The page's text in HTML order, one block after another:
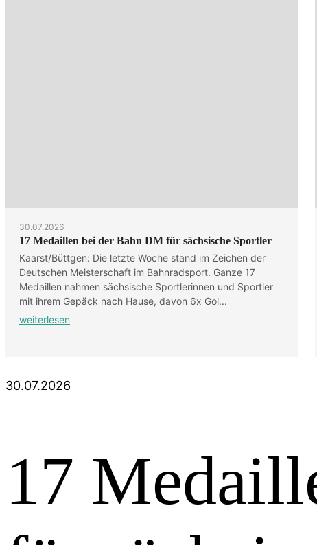
30.07.2026
17 Medaillen bei der Bahn DM für sächsische Sportler
Kaarst/Büttgen: Die letzte Woche stand im Zeichen der
Deutschen Meisterschaft im Bahnradsport. Ganze 17
Medaillen nahmen sächsische Sportlerinnen und Sportler
mit ihrem Gepäck nach Hause, davon 6x Gol...
weiterlesen
30.07.2026
17